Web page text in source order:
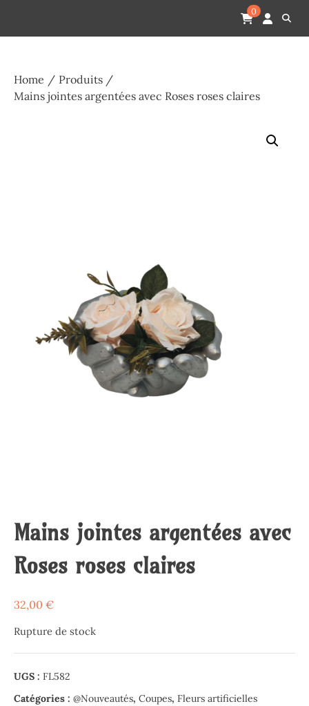
content
Espace Funéraire Michel Gardechaux
0
Home
Produits
Mains jointes argentées avec Roses roses claires
Mains jointes argentées avec
Roses roses claires
32,00 €
Rupture de stock
UGS : FL582
Catégories : @Nouveautés, Coupes, Fleurs artificielles